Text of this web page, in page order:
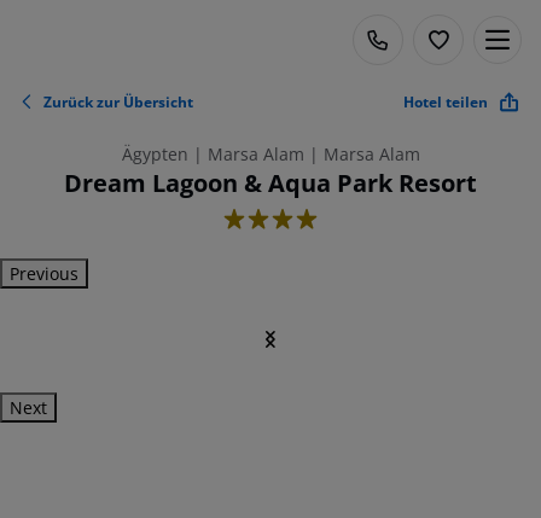
Zurück zur Übersicht Hotel teilen
Ägypten | Marsa Alam | Marsa Alam
Dream Lagoon & Aqua Park Resort
4
Previous
Next